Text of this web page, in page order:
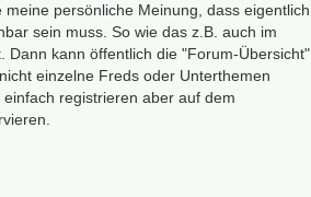
persönliche Meinung, dass eigentlich
sein muss. So wie das z.B. auch im
Dann kann öffentlich die "Forum-Übersicht"
einzelne Freds oder Unterthemen
registrieren aber auf dem